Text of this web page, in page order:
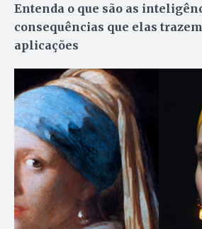
Entenda o que são as
consequências que elas
aplicações